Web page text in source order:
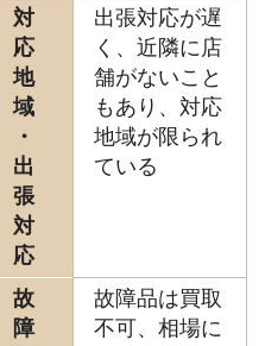
対
応
地
域
・
出
張
対
応
出張対応が遅
く、近隣に店
舗がないこと
もあり、対応
地域が限られ
ている
故
障
故障品は買取
不可、相場に